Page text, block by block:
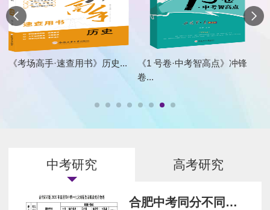
《考场高手·速查用书》历史...
《1 号卷·中考智高点》冲锋
卷...
中考研究 高考研究
合肥中考同分不同